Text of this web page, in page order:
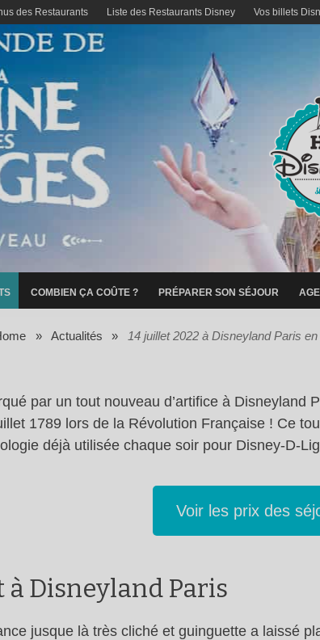
des Restaurants Liste des Restaurants Disney Vos billets
COMBIEN ÇA COÛTE ? PRÉPARER SON SÉJOUR
» Actualités » 14 juillet 2022 à Disneyland Paris
par un tout nouveau d’artifice à
1789 lors de la Révolution Française ! Ce
déjà utilisée chaque soir pour Disney-D-
Voir les prix des
à Disneyland Paris
jusque là très cliché et guinguette a laissé